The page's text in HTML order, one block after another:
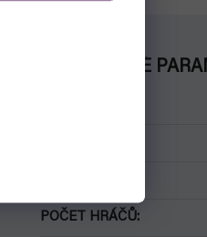
DOPLŇKOVÉ
POČET HRÁČŮ: